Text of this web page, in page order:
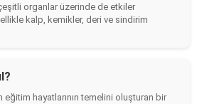
organlar üzerinde de etkiler
kalp, kemikler, deri ve sindirim
hayatlarının temelini oluşturan bir